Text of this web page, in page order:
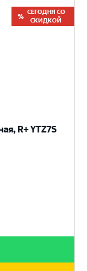
СЕГОДНЯ СО
СКИДКОЙ
R+ YTZ7S